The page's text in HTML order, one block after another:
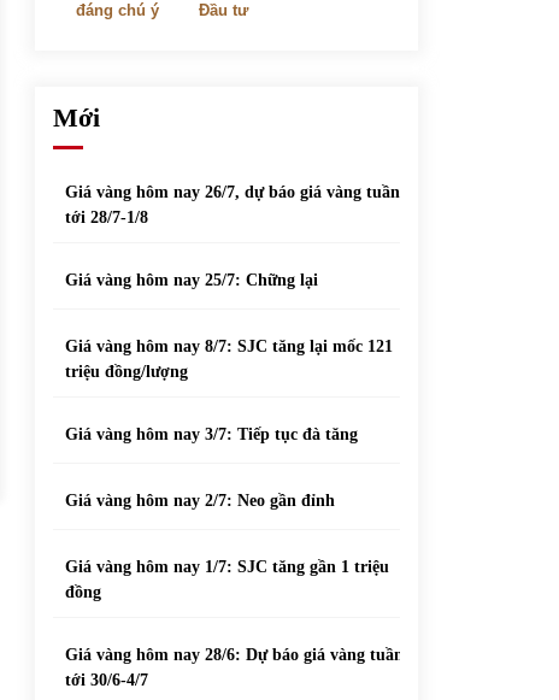
13/10/2021
đáng chú ý
Đầu tư
Mới
Giá vàng hôm nay 26/7, dự báo giá vàng tuần
tới 28/7-1/8
Giá vàng hôm nay 25/7: Chững lại
Giá vàng hôm nay 8/7: SJC tăng lại mốc 121
triệu đồng/lượng
Giá vàng hôm nay 3/7: Tiếp tục đà tăng
Giá vàng hôm nay 2/7: Neo gần đỉnh
Giá vàng hôm nay 1/7: SJC tăng gần 1 triệu
đồng
Giá vàng hôm nay 28/6: Dự báo giá vàng tuần
tới 30/6-4/7